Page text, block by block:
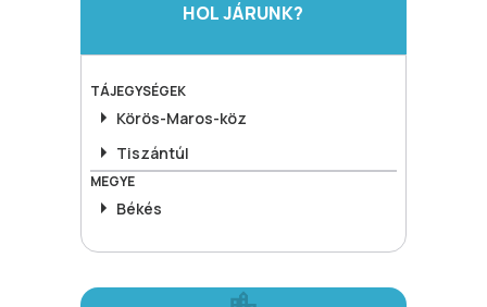
HOL JÁRUNK?
TÁJEGYSÉGEK
Körös-Maros-köz
Tiszántúl
MEGYE
Békés